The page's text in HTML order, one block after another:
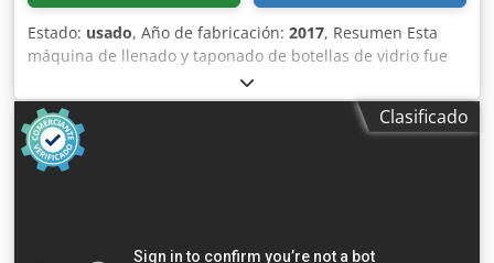
Estado: usado, Año de fabricación: 2017, Resumen Esta
máquina de llenado y taponado de botellas de vidrio fue
fabricada en 2017 por la empresa italiana GAI. El modelo
MLE 881 Beer está diseñado para el llenado y taponado de
cerveza y vino en botellas de vidrio con gran precisión y
versatilidad. Es compatible con tapones de corona, por lo
que es ideal para cervecerías y fabricantes de bebidas con
Clasificado